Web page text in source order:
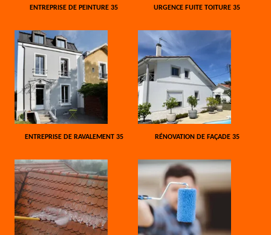
ENTREPRISE DE PEINTURE 35 URGENCE FUITE TOITURE 35
ENTREPRISE DE RAVALEMENT 35 RÉNOVATION DE FAÇADE 35